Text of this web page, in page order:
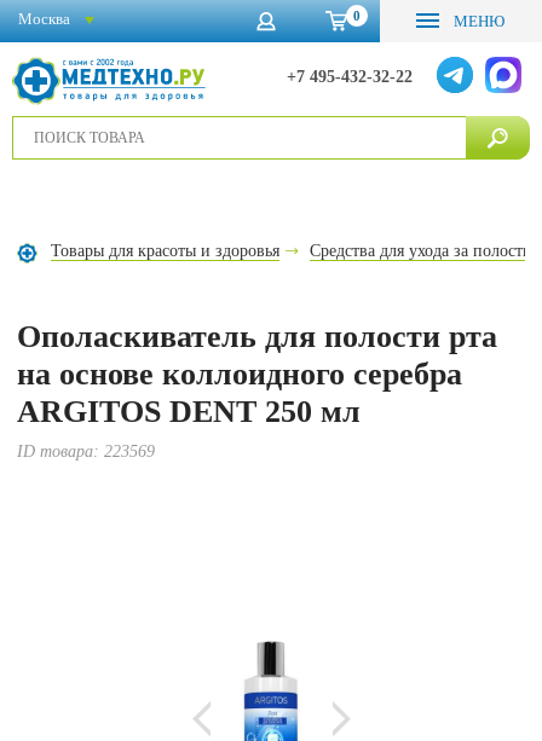
0 МЕНЮ
+7 495-432-32-22
Москва
Товары для красоты и здоровья Средства для ухода за
Ополаскиватель для полости рта
на основе коллоидного серебра
ARGITOS DENT 250 мл
ID товара:223569